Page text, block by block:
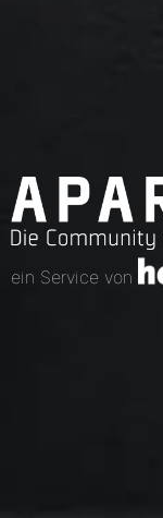
ein Service von